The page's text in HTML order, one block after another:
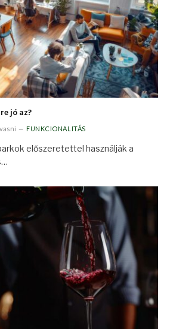
jó az?
FUNKCIONALITÁS
előszeretettel használják a